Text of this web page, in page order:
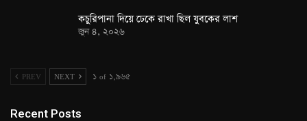
কচুরিপানা দিয়ে ঢেকে রাখা ছিল যুবকের লাশ
জুন ৪, ২০২৬
PREV NEXT ১ of ১,৯৬৫
Recent Posts